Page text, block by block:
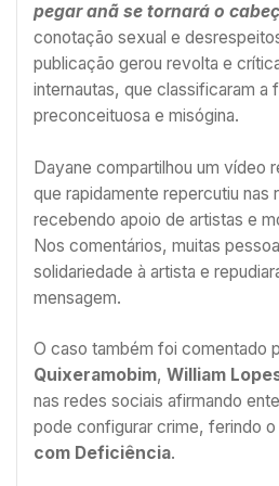
pegar anã se tornará o
conotação sexual e
publicação gerou revolta e
internautas, que classificaram a
preconceituosa e misógina.
Dayane compartilhou um vídeo
que rapidamente repercutiu nas
recebendo apoio de artistas e
Nos comentários, muitas
solidariedade à artista e
mensagem.
O caso também foi comentado
Quixeramobim, William
nas redes sociais afirmando
pode configurar crime, ferindo o
com Deficiência.